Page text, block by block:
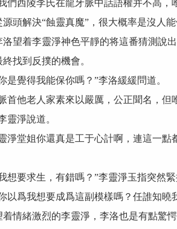
西陵李氏在龍牙脈中話語權并不高，
源頭解決“蝕靈真魔”，很大概率是沒人
着李靈淨神色平靜的将這番猜測說出
終找到反撲的機會。
覺得我能保你嗎？”李洛緩緩問道。
他老人家素來以嚴厲，公正聞名，但
靈淨說道。
堂姐你還真是工于心計啊，連這一點
要求生，有錯嗎？”李靈淨玉指突然緊
爲我想要成爲這副模樣嗎？任誰知曉
緒激烈的李靈淨，李洛也是有點驚愕